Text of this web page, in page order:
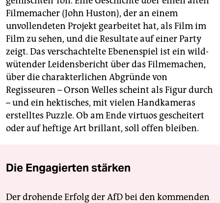
Filmemacher (John Huston), der an einem
unvollendeten Projekt gearbeitet hat, als Film im
Film zu sehen, und die Resultate auf einer Party
zeigt. Das verschachtelte Ebenenspiel ist ein wild-
wütender Leidensbericht über das Filmemachen,
über die charakterlichen Abgründe von
Regisseuren – Orson Welles scheint als Figur durch
– und ein hektisches, mit vielen Handkameras
erstelltes Puzzle. Ob am Ende virtuos gescheitert
oder auf heftige Art brillant, soll offen bleiben.
Die Engagierten stärken
Der drohende Erfolg der AfD bei den kommenden